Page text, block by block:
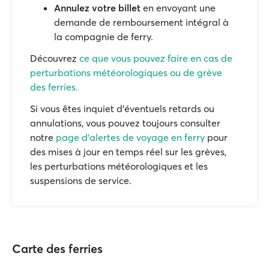
Annulez votre billet en envoyant une
demande de remboursement intégral à
la compagnie de ferry.
Découvrez ce que vous pouvez faire en cas de
perturbations météorologiques ou de grève
des ferries.
Si vous êtes inquiet d'éventuels retards ou
annulations, vous pouvez toujours consulter
notre page d'alertes de voyage en ferry pour
des mises à jour en temps réel sur les grèves,
les perturbations météorologiques et les
suspensions de service.
Carte des ferries